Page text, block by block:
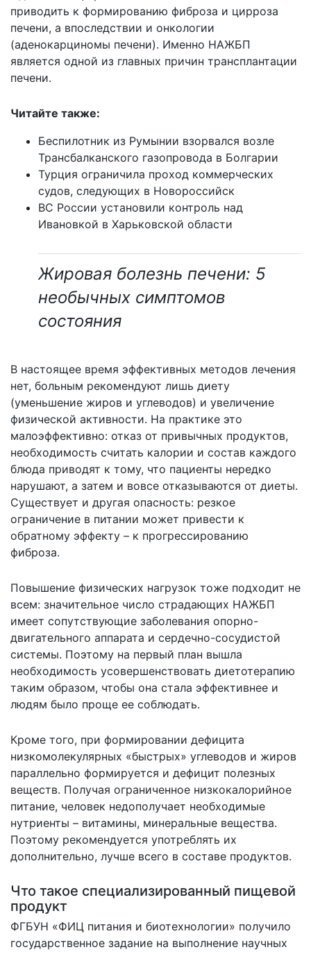
приводить к формированию фиброза и цирроза
печени, а впоследствии и онкологии
(аденокарциномы печени). Именно НАЖБП
является одной из главных причин трансплантации
печени.
Читайте также:
Беспилотник из Румынии взорвался возле
Трансбалканского газопровода в Болгарии
Турция ограничила проход коммерческих
судов, следующих в Новороссийск
ВС России установили контроль над
Ивановкой в Харьковской области
Жировая болезнь печени: 5
необычных симптомов
состояния
В настоящее время эффективных методов лечения
нет, больным рекомендуют лишь диету
(уменьшение жиров и углеводов) и увеличение
физической активности. На практике это
малоэффективно: отказ от привычных продуктов,
необходимость считать калории и состав каждого
блюда приводят к тому, что пациенты нередко
нарушают, а затем и вовсе отказываются от диеты.
Существует и другая опасность: резкое
ограничение в питании может привести к
обратному эффекту – к прогрессированию
фиброза.
Повышение физических нагрузок тоже подходит не
всем: значительное число страдающих НАЖБП
имеет сопутствующие заболевания опорно-
двигательного аппарата и сердечно-сосудистой
системы. Поэтому на первый план вышла
необходимость усовершенствовать диетотерапию
таким образом, чтобы она стала эффективнее и
людям было проще ее соблюдать.
Кроме того, при формировании дефицита
низкомолекулярных «быстрых» углеводов и жиров
параллельно формируется и дефицит полезных
веществ. Получая ограниченное низкокалорийное
питание, человек недополучает необходимые
нутриенты – витамины, минеральные вещества.
Поэтому рекомендуется употреблять их
дополнительно, лучше всего в составе продуктов.
Что такое специализированный пищевой
продукт
ФГБУН «ФИЦ питания и биотехнологии» получило
государственное задание на выполнение научных